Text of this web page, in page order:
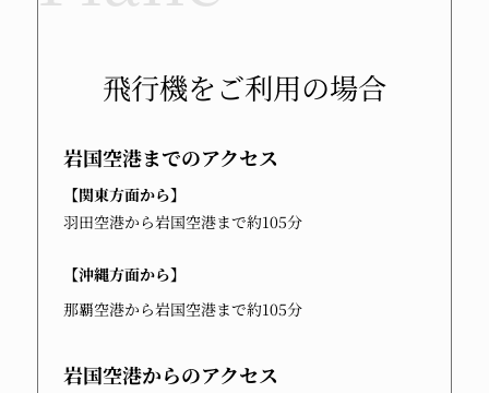
飛行機をご利用の場合
岩国空港までのアクセス
【関東方面から】
羽田空港から岩国空港まで約105分
【沖縄方面から】
那覇空港から岩国空港まで約105分
岩国空港からのアクセス